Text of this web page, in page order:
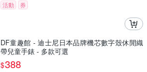
活動 券
DF童趣館 - 迪士尼日本品牌機芯數字殼休閒織
帶兒童手錶 - 多款可選
$388